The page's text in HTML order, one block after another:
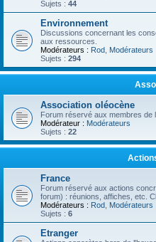
Sujets : 44
Environnement
Discussions concernant les
aux ressources.
Modérateurs : Rod Modérateurs
Sujets : 294
Association oléocène
Forum réservé aux membres de
Modérateur : Modérateurs
Sujets : 22
France
Forum réservé aux actions
forum) : réunions, affiches, etc.
Modérateurs : Rod Modérateurs
Sujets : 6
Etranger